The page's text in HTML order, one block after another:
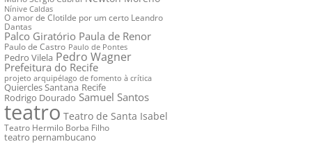
Nínive Caldas
O amor de Clotilde por um certo Leandro
Dantas
Palco Giratório Paula de Renor
Paulo de Castro Paulo de Pontes
Pedro Vilela Pedro Wagner
Prefeitura do Recife
projeto arquipélago de fomento à crítica
Quiercles Santana Recife
Rodrigo Dourado Samuel Santos
teatro Teatro de Santa Isabel
Teatro Hermilo Borba Filho
teatro pernambucano